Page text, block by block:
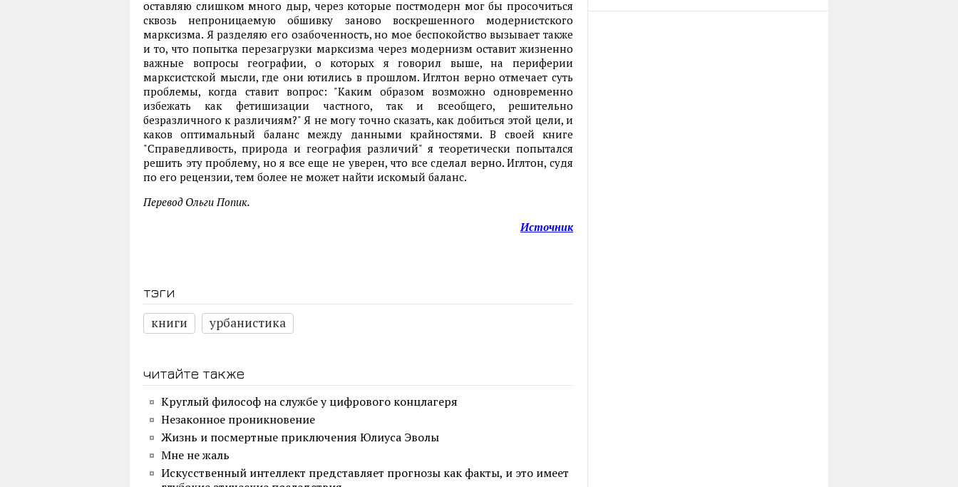
оставляю слишком много дыр, через которые постмодерн мог бы просочиться
сквозь непроницаемую обшивку заново воскрешенного модернистского
марксизма. Я разделяю его озабоченность, но мое беспокойство вызывает также
и то, что попытка перезагрузки марксизма через модернизм оставит жизненно
важные вопросы географии, о которых я говорил выше, на периферии
марксистской мысли, где они ютились в прошлом. Иглтон верно отмечает суть
проблемы, когда ставит вопрос: "Каким образом возможно одновременно
избежать как фетишизации частного, так и всеобщего, решительно
безразличного к различиям?" Я не могу точно сказать, как добиться этой цели, и
каков оптимальный баланс между данными крайностями. В своей книге
"Справедливость, природа и география различий" я теоретически попытался
решить эту проблему, но я все еще не уверен, что все сделал верно. Иглтон, судя
по его рецензии, тем более не может найти искомый баланс.
Перевод Ольги Попик.
Источник
тэги
книги
урбанистика
читайте также
Круглый философ на службе у цифрового концлагеря
Незаконное проникновение
Жизнь и посмертные приключения Юлиуса Эволы
Мне не жаль
Искусственный интеллект представляет прогнозы как факты, и это имеет